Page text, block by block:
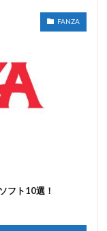
FANZA
フト10選！